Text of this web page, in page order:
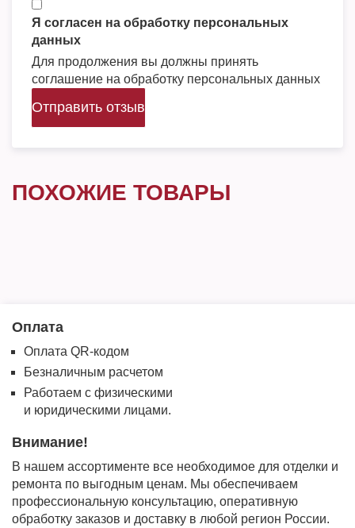
Я согласен на обработку персональных
данных
Для продолжения вы должны принять
соглашение на обработку персональных данных
Отправить отзыв
ПОХОЖИЕ ТОВАРЫ
Оплата
Оплата QR-кодом
Безналичным расчетом
Работаем с физическими
и юридическими лицами.
Внимание!
В нашем ассортименте все необходимое для отделки и
ремонта по выгодным ценам. Мы обеспечиваем
профессиональную консультацию, оперативную
обработку заказов и доставку в любой регион России.